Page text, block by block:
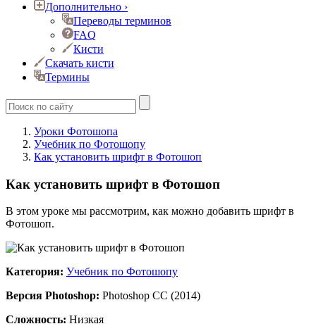
Дополнительно ›
Переводы терминов
FAQ
Кисти
Скачать кисти
Термины
Уроки Фотошопа
Учебник по Фотошопу
Как установить шрифт в Фотошоп
Как установить шрифт в Фотошоп
В этом уроке мы рассмотрим, как можно добавить шрифт в
Фотошоп.
Категория: Учебник по Фотошопу
Версия Photoshop: Photoshop CC (2014)
Сложность: Низкая